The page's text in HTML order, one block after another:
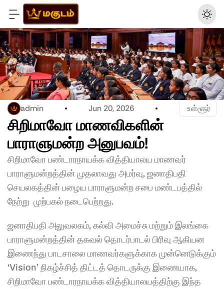
admin Jun 20, 2026 உள்ளூர்
சிறிமாவோ மாணவிகளின்
பாராளுமன்ற அனுபவம்!
சிறிமாவோ பண்டாரநாயக்க வித்தியாலய மாணவர்
பாராளுமன்றத்தின் முதலாவது அமர்வு, ஜனாதிபதி
செயலகத்தின் பழைய பாராளுமன்ற சபை மண்டபத்தில்
நேற்று  முற்பகல் நடைபெற்றது.
ஜனாதிபதி அலுவலகம், கல்வி அமைச்சு மற்றும் இலங்கை
பாராளுமன்றத்தின் தகவல் தொடர்பாடல் பிரிவு ஆகியன
இணைந்து பாடசாலை மாணவர்களுக்காக முன்னெடுக்கும்
‘Vision’ நிகழ்ச்சித் திட்டத் தொடருக்கு இணையாக,
சிறிமாவோ பண்டாரநாயக்க வித்தியாலயத்திற்கு இந்த